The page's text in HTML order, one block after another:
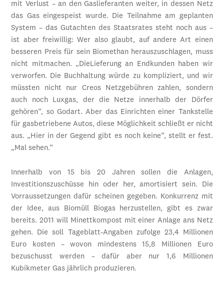
mit Verlust – an den Gaslieferanten weiter, in dessen Netz
das Gas eingespeist wurde. Die Teilnahme am geplanten
System – das Gutachten des Staatsrates steht noch aus –
ist aber freiwillig: Wer also glaubt, auf andere Art einen
besseren Preis für sein Biomethan herauszuschlagen, muss
nicht mitmachen. „DieLieferung an Endkunden haben wir
verworfen. Die Buchhaltung würde zu kompliziert, und wir
müssten nicht nur Creos Netzgebühren zahlen, sondern
auch noch Luxgas, der die Netze innerhalb der Dörfer
gehören“, so Godart. Aber das Einrichten einer Tankstelle
für gasbetriebene Autos, diese Möglichkeit schließt er nicht
aus. „Hier in der Gegend gibt es noch keine“, stellt er fest.
„Mal sehen.“
Innerhalb von 15 bis 20 Jahren sollen die Anlagen,
Investitionszuschüsse hin oder her, amortisiert sein. Die
Vorraussetzungen dafür scheinen gegeben. Konkurrenz mit
der Idee, aus Biomüll Biogas herzustellen, gibt es zwar
bereits. 2011 will Minettkompost mit einer Anlage ans Netz
gehen. Die soll Tageblatt-Angaben zufolge 23,4 Millionen
Euro kosten – wovon mindestens 15,8 Millionen Euro
bezuschusst werden – dafür aber nur 1,6 Millionen
Kubikmeter Gas jährlich produzieren.